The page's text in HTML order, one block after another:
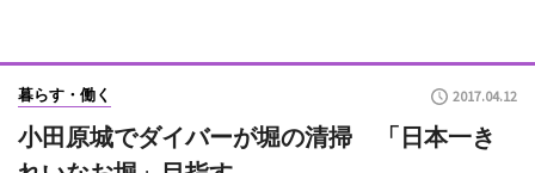
暮らす・働く 2017.04.12
小田原城でダイバーが堀の清掃 「日本一き